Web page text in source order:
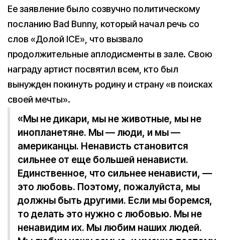
Ее заявление было созвучно политическому
посланию Bad Bunny, который начал речь со
слов «Долой ICE», что вызвало
продолжительные аплодисменты в зале. Свою
награду артист посвятил всем, кто был
вынужден покинуть родину и страну «в поисках
своей мечты».
«Мы не дикари, мы не животные, мы не
инопланетяне. Мы — люди, и мы —
американцы. Ненависть становится
сильнее от еще большей ненависти.
Единственное, что сильнее ненависти, —
это любовь. Поэтому, пожалуйста, мы
должны быть другими. Если мы боремся,
то делать это нужно с любовью. Мы не
ненавидим их. Мы любим наших людей.